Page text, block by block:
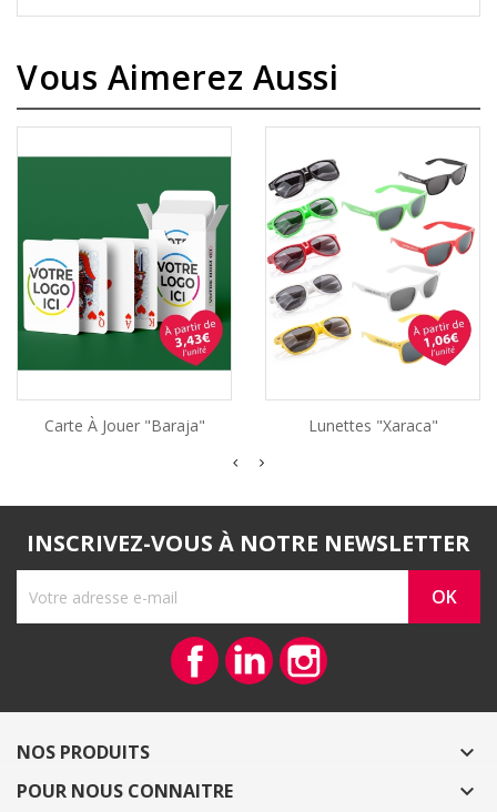
Vous Aimerez Aussi
Carte À Jouer "Baraja" Lunettes "Xaraca"
INSCRIVEZ-VOUS À NOTRE NEWSLETTER
FacebookVimeo
NOS PRODUITS 
POUR NOUS CONNAITRE 